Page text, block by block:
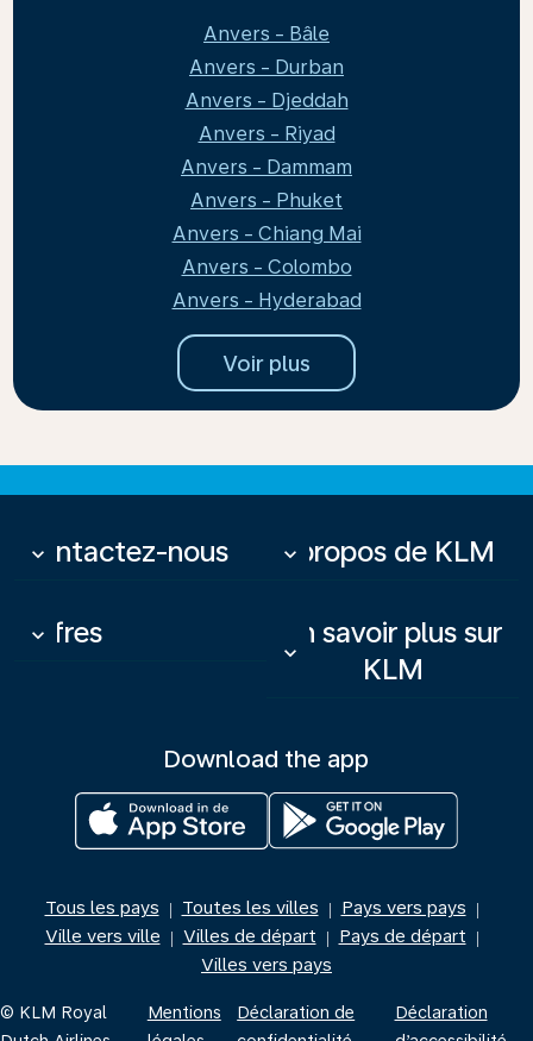
Anvers - Bâle
Anvers - Durban
Anvers - Djeddah
Anvers - Riyad
Anvers - Dammam
Anvers - Phuket
Anvers - Chiang Mai
Anvers - Colombo
Anvers - Hyderabad
Voir plus
Contactez-nous
keyboard_arrow_down À propos de KLM
keyboard_arrow_down
Offres
keyboard_arrow_down
En savoir plus sur
KLM
keyboard_arrow_down
Download the app
Tous les pays | Toutes les villes | Pays vers pays |
Ville vers ville | Villes de départ | Pays de départ |
Villes vers pays
© KLM Royal
Mentions
Déclaration de
Déclaration